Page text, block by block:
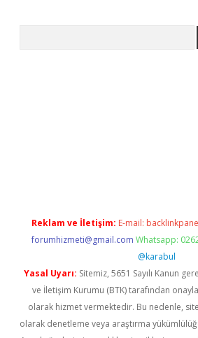
Reklam ve İletişim: E-mail:
forumhizmeti@gmail.com Whatsapp:
@karabul
Yasal Uyarı: Sitemiz, 5651 Sayılı Kanun
ve İletişim Kurumu (BTK) tarafından
olarak hizmet vermektedir. Bu nedenle,
olarak denetleme veya araştırma